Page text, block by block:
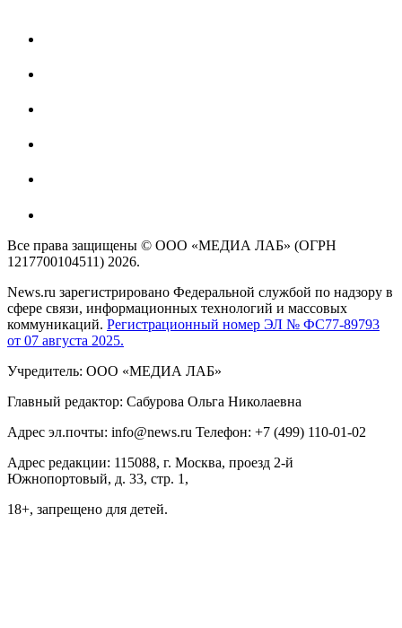
Все права защищены © ООО «МЕДИА ЛАБ» (ОГРН
1217700104511) 2026.
News.ru зарегистрировано Федеральной службой по надзору в
сфере связи, информационных технологий и массовых
коммуникаций. Регистрационный номер ЭЛ № ФС77-89793
от 07 августа 2025.
Учредитель: ООО «МЕДИА ЛАБ»
Главный редактор: Сабурова Ольга Николаевна
Адрес эл.почты: info@news.ru Телефон: +7 (499) 110-01-02
Адрес редакции: 115088, г. Москва, проезд 2-й
Южнопортовый, д. 33, стр. 1,
18+, запрещено для детей.